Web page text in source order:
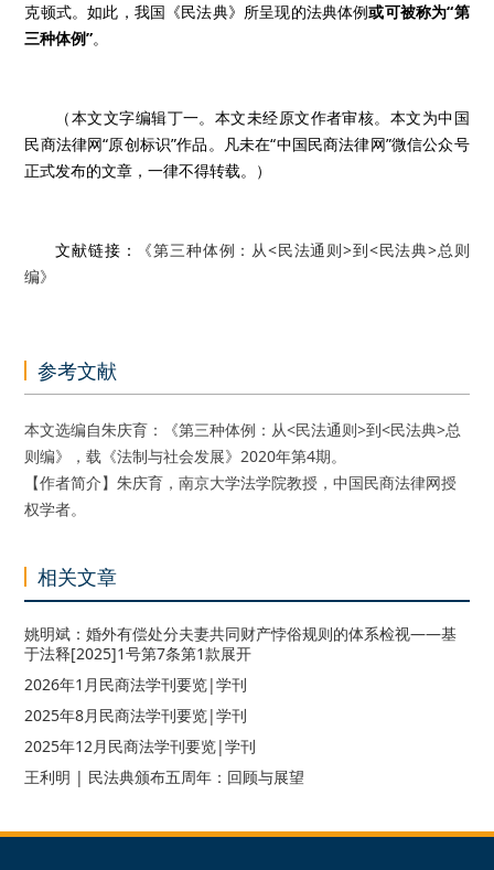
克顿式。如此，我国《民法典》所呈现的法典体例或可被称为“第
三种体例”。
（本文文字编辑丁一。本文未经原文作者审核。本文为中国
民商法律网“原创标识”作品。凡未在“中国民商法律网”微信公众号
正式发布的文章，一律不得转载。）
文献链接：
《第三种体例：从<民法通则>到<民法典>总则
编》
参考文献
本文选编自朱庆育：《第三种体例：从<民法通则>到<民法典>总
则编》，载《法制与社会发展》2020年第4期。
【作者简介】朱庆育，南京大学法学院教授，中国民商法律网授
权学者。
相关文章
姚明斌：婚外有偿处分夫妻共同财产悖俗规则的体系检视——基
于法释[2025]1号第7条第1款展开
2026年1月民商法学刊要览|学刊
2025年8月民商法学刊要览|学刊
2025年12月民商法学刊要览|学刊
王利明 | 民法典颁布五周年：回顾与展望